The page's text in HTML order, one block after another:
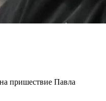
пришествие Павла